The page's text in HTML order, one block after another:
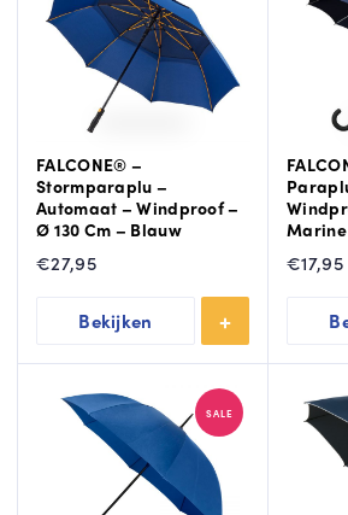
FALCONE® –
Stormparaplu –
Automaat – Windproof –
Ø 130 Cm – Blauw
€27,95
Bekijken
€17,95
SALE